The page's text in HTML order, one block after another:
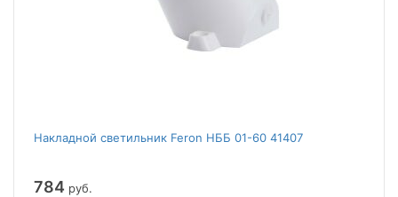
Накладной светильник Feron НББ 01-60 41407
784 руб.